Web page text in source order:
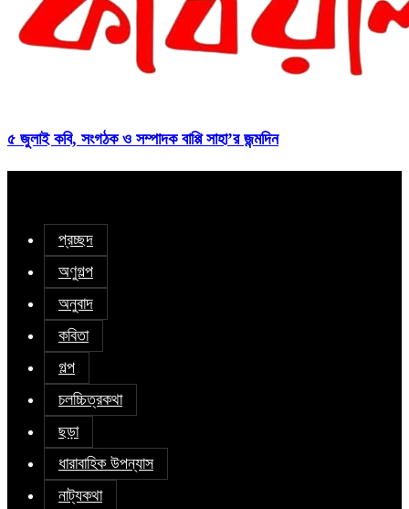
৫ জুলাই কবি, সংগঠক ও সম্পাদক বাপ্পি সাহা’র জন্মদিন
প্রচ্ছদ
অণুগল্প
অনুবাদ
কবিতা
গল্প
চলচ্চিত্রকথা
ছড়া
ধারাবাহিক উপন্যাস
নাট্যকথা